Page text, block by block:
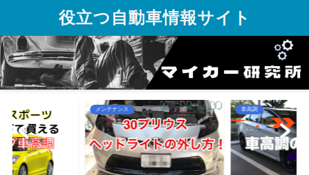
役立つ自動車情報サイト
メンテナンス 車高調